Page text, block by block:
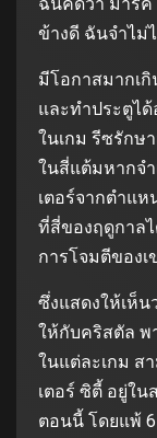
ข้างดี ฉันจำไม่
มีโอกาสมากเ
และทำประตูไ
ในเกม รีซรักษ
ในสี่แต้มหากจ
เตอร์จากตำแ
ที่สี่ของฤดูกาล
การโจมตีของเ
ซึ่งแสดงให้เห็
ให้กับคริสตัล พ
ในแต่ละเกม ส
เตอร์ ซิตี้ อยู่ใ
ตอนนี้ โดยแพ้